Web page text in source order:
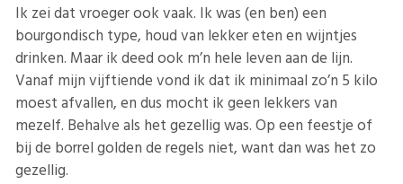
Ik zei dat vroeger ook vaak. Ik was (en ben) een
bourgondisch type, houd van lekker eten en wijntjes
drinken. Maar ik deed ook m’n hele leven aan de lijn.
Vanaf mijn vijftiende vond ik dat ik minimaal zo’n 5 kilo
moest afvallen, en dus mocht ik geen lekkers van
mezelf. Behalve als het gezellig was. Op een feestje of
bij de borrel golden de regels niet, want dan was het zo
gezellig.